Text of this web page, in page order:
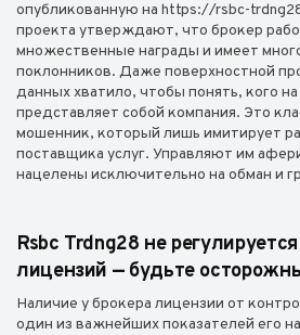
опубликованную на https://rsbc-
проекта утверждают, что брокер
множественные награды и имеет
поклонников. Даже поверхностной
данных хватило, чтобы понять, кого
представляет собой компания. Это
мошенник, который лишь имитирует
поставщика услуг. Управляют им
нацелены исключительно на обман и
Rsbc Trdng28 не
лицензий — будьте
Наличие у брокера лицензии от
один из важнейших показателей его